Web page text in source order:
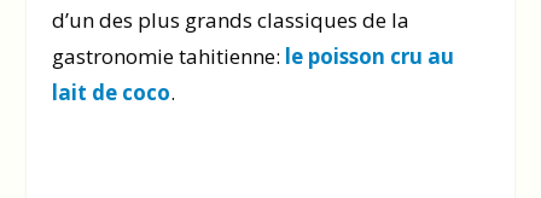
d’un des plus grands classiques de la
gastronomie tahitienne: le poisson cru au
lait de coco.